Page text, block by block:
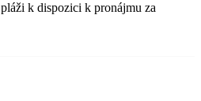
k dispozici k pronájmu za